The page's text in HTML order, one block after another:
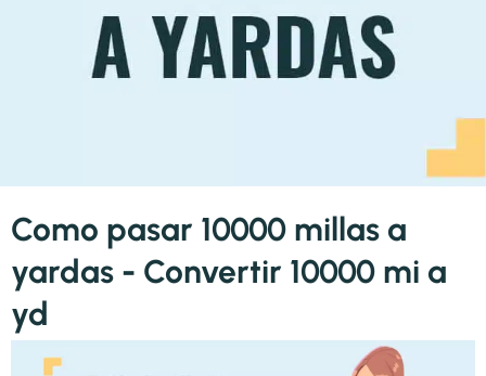
Como pasar 10000 millas a
yardas - Convertir 10000 mi a
yd